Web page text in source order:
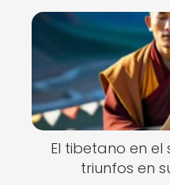
El tibetano en el
triunfos en